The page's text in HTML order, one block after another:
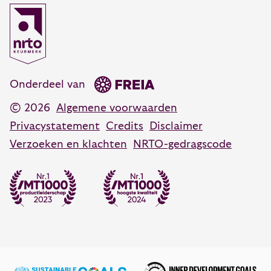
Coaching training
Persoonlijk leiderschap training
Coachen, adviseren en veranderen
088 55 60 300
Opleidingsadvies
088 55 60 350
© 2026 Algemene voorwaarden
Privacystatement Credits
Disclaimer
Verzoeken en klachten
NRTO-gedragscode
Onderdeel van